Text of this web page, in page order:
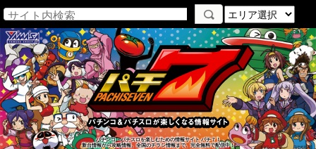
パチンコ・パチスロを楽しむための情報サイト パチ７！
新台情報から攻略情報、全国のチラシ情報まで、完全無料で配信中！